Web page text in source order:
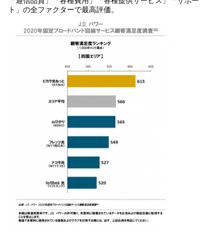
ト」の全ファクターで最高評価。